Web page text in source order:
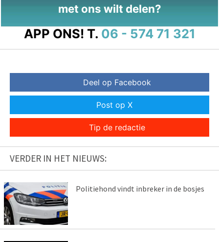
met ons wilt delen?
APP ONS! T. 06 - 574 71 321
Deel op Facebook
Post op X
Tip de redactie
VERDER IN HET NIEUWS:
Politiehond vindt inbreker in de bosjes